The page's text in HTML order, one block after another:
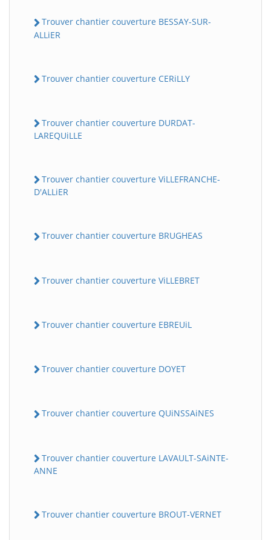
Trouver chantier couverture BESSAY-SUR-
ALLiER
Trouver chantier couverture CERiLLY
Trouver chantier couverture DURDAT-
LAREQUiLLE
Trouver chantier couverture ViLLEFRANCHE-
D'ALLiER
Trouver chantier couverture BRUGHEAS
Trouver chantier couverture ViLLEBRET
Trouver chantier couverture EBREUiL
Trouver chantier couverture DOYET
Trouver chantier couverture QUiNSSAiNES
Trouver chantier couverture LAVAULT-SAiNTE-
ANNE
Trouver chantier couverture BROUT-VERNET